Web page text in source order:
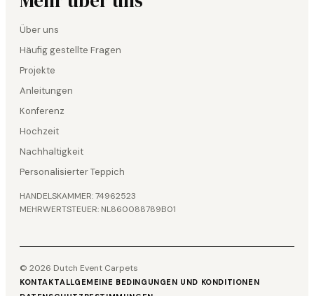
Über uns
Häufig gestellte Fragen
Projekte
Anleitungen
Konferenz
Hochzeit
Nachhaltigkeit
Personalisierter Teppich
HANDELSKAMMER: 74962523
MEHRWERTSTEUER: NL860088789B01
© 2026 Dutch Event Carpets
KONTAKTALLGEMEINE BEDINGUNGEN UND KONDITIONEN